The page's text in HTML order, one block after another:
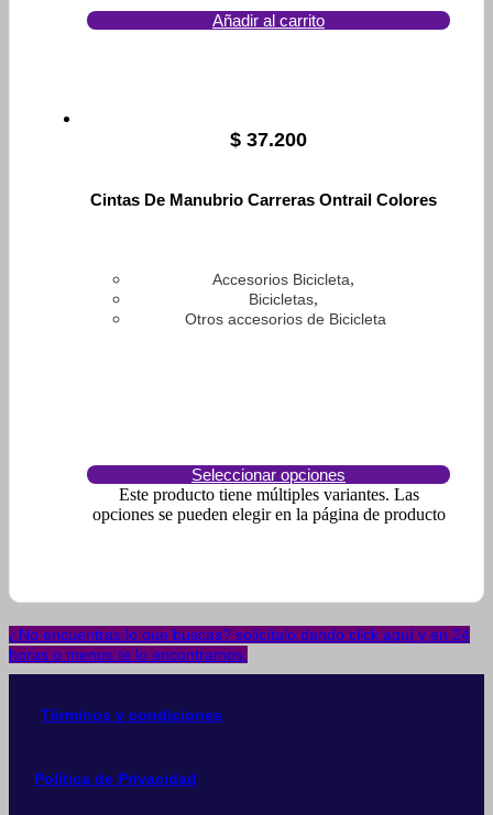
Añadir al carrito
$ 37.200
Cintas De Manubrio Carreras Ontrail Colores
Accesorios Bicicleta,
Bicicletas,
Otros accesorios de Bicicleta
Seleccionar opciones
Este producto tiene múltiples variantes. Las
opciones se pueden elegir en la página de producto
¿No encuentras lo que buscas? solicítalo dando click aquí y en 24
horas o menos te lo encontramos.
Términos y condiciones
Política de Privacidad